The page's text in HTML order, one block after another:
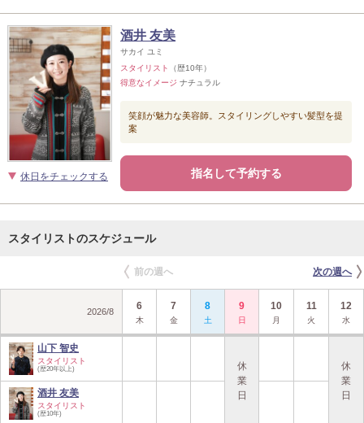
休日をチェックする
酒井 友美
サカイ ユミ
スタイリスト
（歴10年）
得意なイメージ ナチュラル
笑顔が魅力な美容師。スタイリングしやすい髪型を提
案
指名して予約する
スタイリストのスケジュール
前の週へ 次の週へ
2026/8 6
木
7
金
8
土
9
日
10
月
11
火
12
水
山下 智史
スタイリスト
(歴20年以上)
酒井 友美
スタイリスト
(歴10年)
休
業
日
休
業
日